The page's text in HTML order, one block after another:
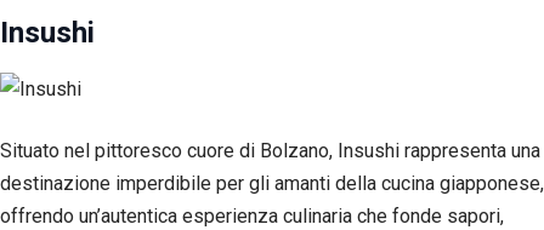
Insushi
Situato nel pittoresco cuore di Bolzano, Insushi rappresenta una
destinazione imperdibile per gli amanti della cucina giapponese,
offrendo un’autentica esperienza culinaria che fonde sapori,